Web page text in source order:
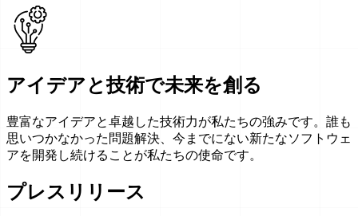
アイデアと技術で未来を創る
豊富なアイデアと卓越した技術力が私たちの強みです。誰も
思いつかなかった問題解決、今までにない新たなソフトウェ
アを開発し続けることが私たちの使命です。
プレスリリース